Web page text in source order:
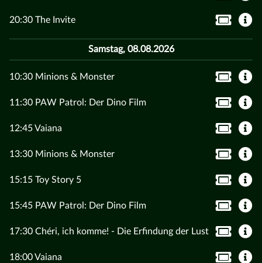
20:30 The Invite
Samstag, 08.08.2026
10:30 Minions & Monster
11:30 PAW Patrol: Der Dino Film
12:45 Vaiana
13:30 Minions & Monster
15:15 Toy Story 5
15:45 PAW Patrol: Der Dino Film
17:30 Chéri, ich komme! - Die Erfindung der Lust
18:00 Vaiana